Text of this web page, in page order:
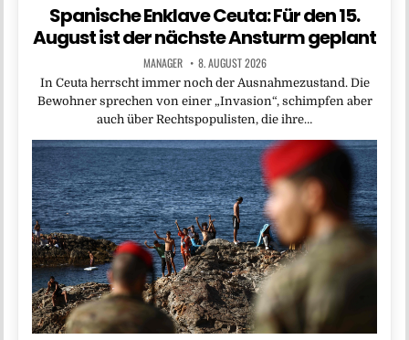
Spanische Enklave Ceuta: Für den 15.
August ist der nächste Ansturm geplant
MANAGER 8. AUGUST 2026
In Ceuta herrscht immer noch der Ausnahmezustand. Die
Bewohner sprechen von einer „Invasion“, schimpfen aber
auch über Rechtspopulisten, die ihre…